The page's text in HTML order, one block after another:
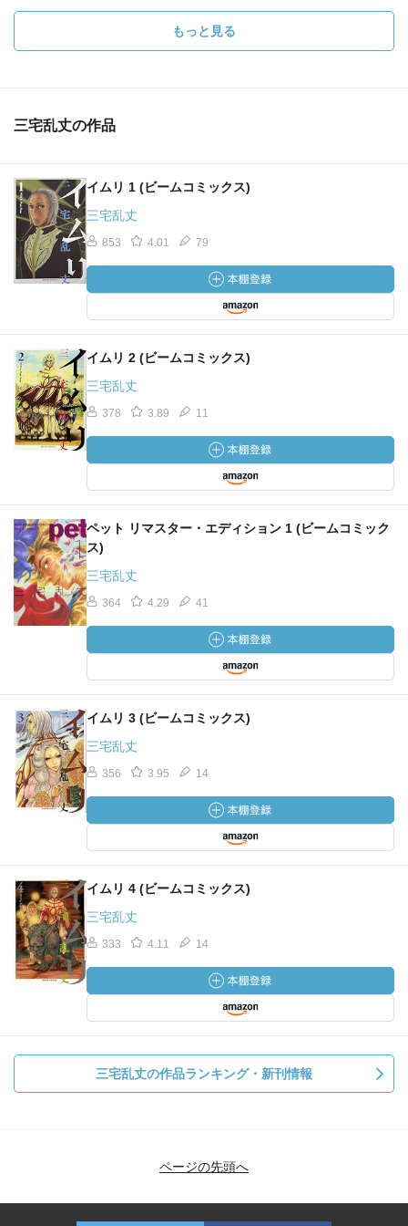
もっと見る
三宅乱丈の作品
イムリ 1 (ビームコミックス)
三宅乱丈
853 4.01 79
イムリ 2 (ビームコミックス)
三宅乱丈
378 3.89 11
ペット リマスター・エディション 1 (ビームコミック
ス)
三宅乱丈
364 4.29 41
イムリ 3 (ビームコミックス)
三宅乱丈
356 3.95 14
イムリ 4 (ビームコミックス)
三宅乱丈
333 4.11 14
三宅乱丈の作品ランキング・新刊情報
ページの先頭へ